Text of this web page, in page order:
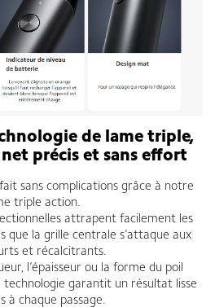
de lame triple,
précis et sans effort
sans complications grâce à notre
triple action.
attrapent facilement les
que la grille centrale s’attaque aux
et récalcitrants.
l’épaisseur ou la forme du poil
garantit un résultat lisse
à chaque passage.